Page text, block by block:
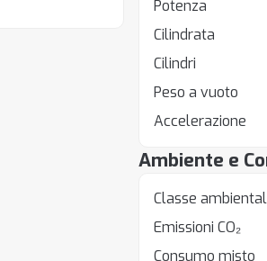
Potenza
Cilindrata
Cilindri
Peso a vuoto
Accelerazione
Ambiente e
Classe
Emissioni CO₂
Consumo misto